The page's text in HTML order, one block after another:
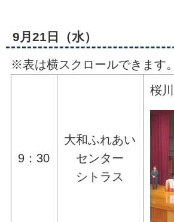
9月21日（水）
※表は横スクロールできます。
9：30
大和ふれあい
センター
シトラス
桜